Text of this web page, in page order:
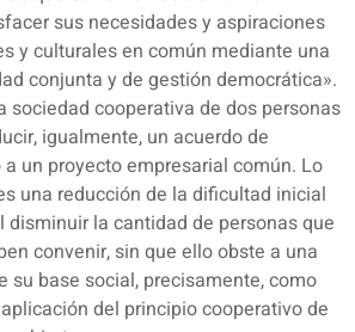
sus necesidades y aspiraciones
y culturales en común mediante una
conjunta y de gestión democrática».
sociedad cooperativa de dos personas
igualmente, un acuerdo de
un proyecto empresarial común. Lo
una reducción de la dificultad inicial
disminuir la cantidad de personas que
convenir, sin que ello obste a una
su base social, precisamente, como
del principio cooperativo de